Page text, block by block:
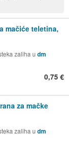
mačiće teletina,
zaliha u dm
0,75 €
za mačke
zaliha u dm